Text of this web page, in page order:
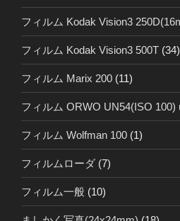
フィルム Kodak Vision3
フィルム Kodak Vision3 500T (34)
フィルム Marix 200 (11)
フィルム ORWO UN54(ISO 100)
フィルム Wolfman 100 (1)
フィルムローダ (7)
フィルム一般 (10)